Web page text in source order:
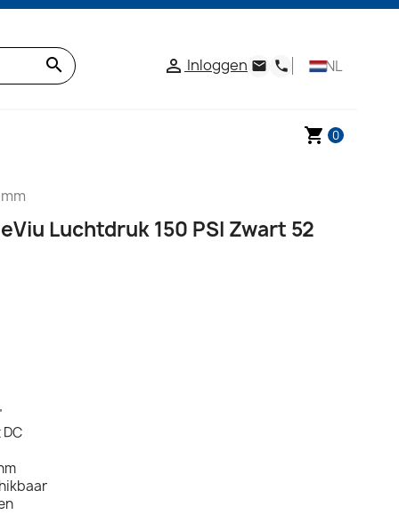
search  Inloggen email phone NL
shopping_cart 0
Luchtdruk 150 PSI Zwart 52